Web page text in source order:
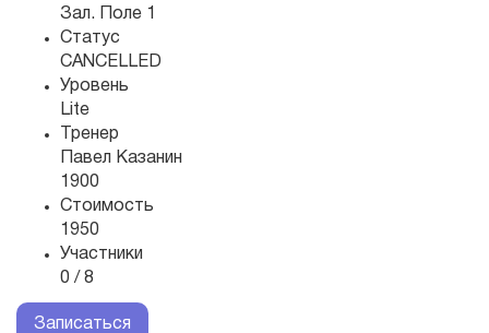
Зал. Поле 1
Статус
CANCELLED
Уровень
Lite
Тренер
Павел Казанин
1900
Стоимость
1950
Участники
0 / 8
Записаться